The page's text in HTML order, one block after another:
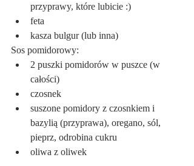
przyprawy, które lubicie :)
feta
kasza bulgur (lub inna)
Sos pomidorowy:
2 puszki pomidorów w puszce (w
całości)
czosnek
suszone pomidory z czosnkiem i
bazylią (przyprawa), oregano, sól,
pieprz, odrobina cukru
oliwa z oliwek